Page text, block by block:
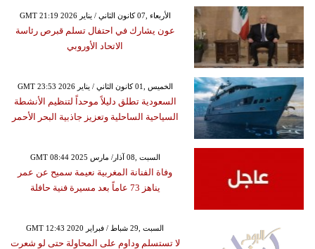
GMT 21:19 2026 الأربعاء ,07 كانون الثاني / يناير
عون يشارك في احتفال تسلم قبرص رئاسة
الاتحاد الأوروبي
GMT 23:53 2026 الخميس ,01 كانون الثاني / يناير
السعودية تطلق دليلاً موحداً لتنظيم الأنشطة
السياحية الساحلية وتعزيز جاذبية البحر الأحمر
GMT 08:44 2025 السبت ,08 آذار/ مارس
وفاة الفنانة المغربية نعيمة سميح عن عمر
يناهز 73 عاماً بعد مسيرة فنية حافلة
GMT 12:43 2020 السبت ,29 شباط / فبراير
لا تستسلم وداوم على المحاولة حتى لو شعرت